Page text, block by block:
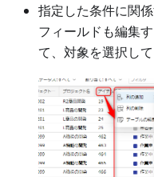
指定した条件に関
フィールドも編集
て、対象を選択して